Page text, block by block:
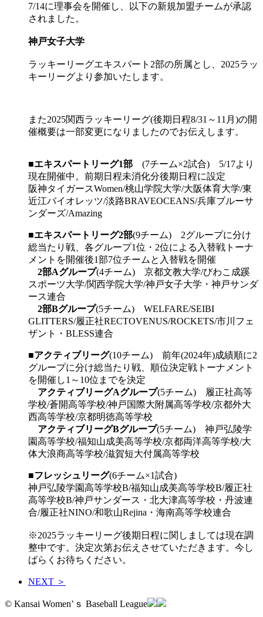
7/14に理事会を開催し、以下の新規加盟チームが承認
されました。
神戸女子大学
ラッキーリーグエキスパート2部の所属とし、2025ラッ
キーリーグより参加いたします。
また2025関西ラッキーリーグ(後期日程8/31～11月)の開
催概要は一部変更になりましたのでお伝えします。
■エキスパートリーグ1部 (7チーム×2試合) 5/17より
現在開催中。前期日程未消化分後期日程に設定
阪神タイガースWomen/桃山学院大学/大阪体育大学/東
近江バイオレッツ/淡路BRAVEOCEANS/兵庫ブルーサ
ンダーズ/Amazing
■エキスパートリーグ2部(9チーム) 2グループに分け
総当たり戦、各グループ1位・2位による入替戦トーナ
メントを開催後1部7位チームと入替戦を開催
2部Aグループ(4チーム) 京都文教大学/びわこ成蹊
スポーツ大学/関西学院大学/神戸女子大学・神戸サンダ
ース連合
2部Bグループ(5チーム) WELFARE/SEIBI
GLITTERS/履正社RECTOVENUS/ROCKETS/市川フェ
ザント・BLESS連合
■アクティブリーグ(10チーム) 前年(2024年)成績順に2
グループに分け総当たり戦、順位決定戦トーナメント
を開催し1～10位までを決定
アクティブリーグAグループ(5チーム) 履正社高等
学校/蒼開高等学校/神戸国際大附属高等学校/京都外大
西高等学校/京都明徳高等学校
アクティブリーグBグループ(5チーム) 神戸弘陵学
園高等学校/福知山成美高等学校/京都両洋高等学校/大
体大浪商高等学校/滋賀短大付属高等学校
■フレッシュリーグ(6チーム×1試合)
神戸弘陵学園高等学校B/福知山成美高等学校B/履正社
高等学校B/神戸サンダース・北大津高等学校・丹波連
合/履正社NINO/和歌山Rejina・海南高等学校連合
※2025ラッキーリーグ後期日程に関しましては現在調
整中です。決定次第お伝えさせていただきます。今し
ばらくお待ちください。
NEXT ＞
© Kansai Women’ｓ Baseball League